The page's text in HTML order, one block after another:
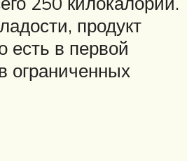
продукт
есть в первой
ограниченных